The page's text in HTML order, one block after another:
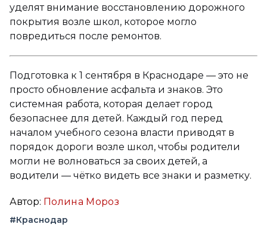
уделят внимание восстановлению дорожного
покрытия возле школ, которое могло
повредиться после ремонтов.
Подготовка к 1 сентября в Краснодаре — это не
просто обновление асфальта и знаков. Это
системная работа, которая делает город
безопаснее для детей. Каждый год перед
началом учебного сезона власти приводят в
порядок дороги возле школ, чтобы родители
могли не волноваться за своих детей, а
водители — чётко видеть все знаки и разметку.
Автор: Полина Мороз
#Краснодар